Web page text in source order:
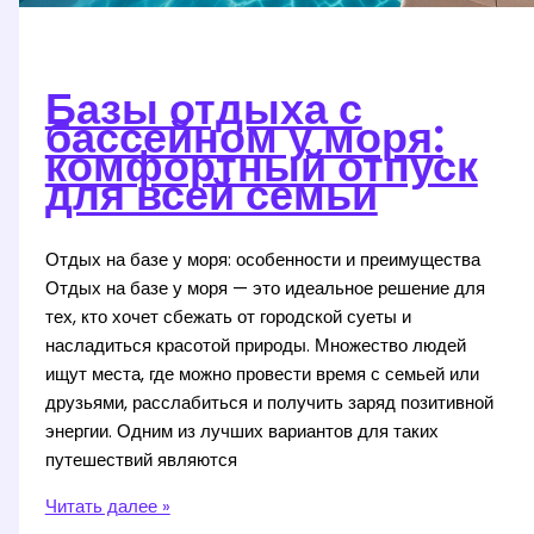
Базы отдыха с
бассейном у моря:
комфортный отпуск
для всей семьи
Отдых на базе у моря: особенности и преимущества
Отдых на базе у моря — это идеальное решение для
тех, кто хочет сбежать от городской суеты и
насладиться красотой природы. Множество людей
ищут места, где можно провести время с семьей или
друзьями, расслабиться и получить заряд позитивной
энергии. Одним из лучших вариантов для таких
путешествий являются
Базы
Читать далее »